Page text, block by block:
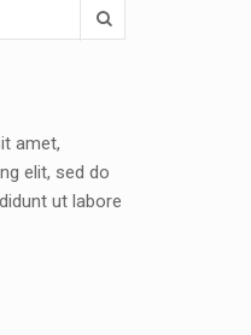
amet,
elit, sed do
ut labore